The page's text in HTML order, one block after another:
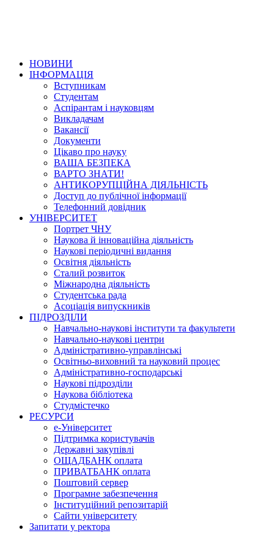
НОВИНИ
ІНФОРМАЦІЯ
Вступникам
Студентам
Аспірантам і науковцям
Викладачам
Вакансії
Документи
Цікаво про науку
ВАША БЕЗПЕКА
ВАРТО ЗНАТИ!
АНТИКОРУПЦІЙНА ДІЯЛЬНІСТЬ
Доступ до публічної інформації
Телефонний довідник
УНІВЕРСИТЕТ
Портрет ЧНУ
Наукова й інноваційна діяльність
Наукові періодичні видання
Освітня діяльність
Сталий розвиток
Міжнародна діяльність
Студентська рада
Асоціація випускників
ПІДРОЗДІЛИ
Навчально-наукові інститути та факультети
Навчально-наукові центри
Адміністративно-управлінські
Освітньо-виховний та науковий процес
Адміністративно-господарські
Наукові підрозділи
Наукова бібліотека
Студмістечко
РЕСУРСИ
е-Університет
Підтримка користувачів
Державні закупівлі
ОЩАДБАНК оплата
ПРИВАТБАНК оплата
Поштовий сервер
Програмне забезпечення
Інституційний репозитарій
Сайти університету
Запитати у ректора